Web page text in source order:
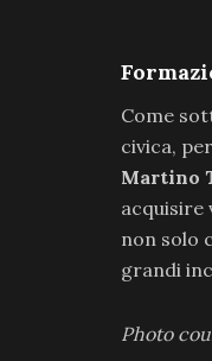
Come
civica,
Martino
acquisire
non solo
grandi
Photo